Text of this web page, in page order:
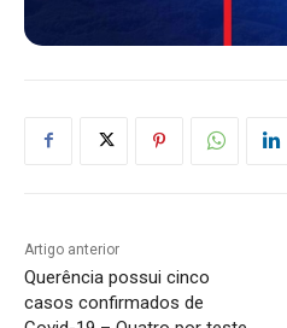
Artigo anterior
Querência possui cinco
casos confirmados de